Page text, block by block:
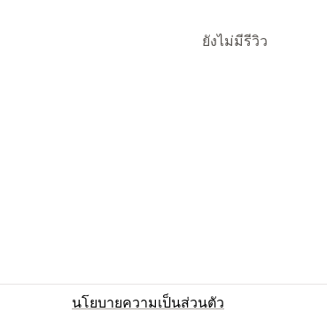
ยังไม่มีรีวิว
นโยบายความเป็นส่วนตัว